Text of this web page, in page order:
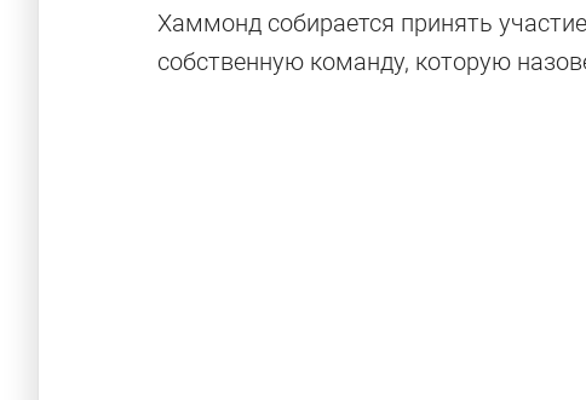
Хаммонд собирается принять
собственную команду, которую